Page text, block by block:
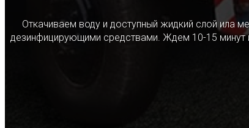
Откачиваем воду и доступный жидкий слой ила
дезинфицирующими средствами. Ждем 10-15 минут